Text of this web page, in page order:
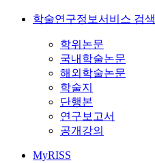
학술연구정보서비스 검색
학위논문
국내학술논문
해외학술논문
학술지
단행본
연구보고서
공개강의
MyRISS